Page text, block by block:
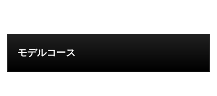
モデルコース